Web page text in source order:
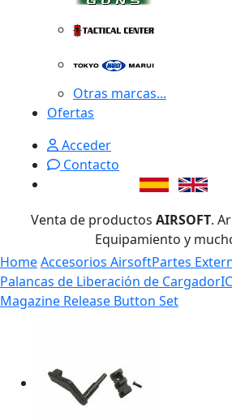
Otras marcas...
Ofertas
Acceder
Contacto
Venta de productos AIRSOFT.
Equipamiento y
HomeAccesorios AirsoftPartes
Palancas de Liberación de Cargador
Magazine Release Button Set